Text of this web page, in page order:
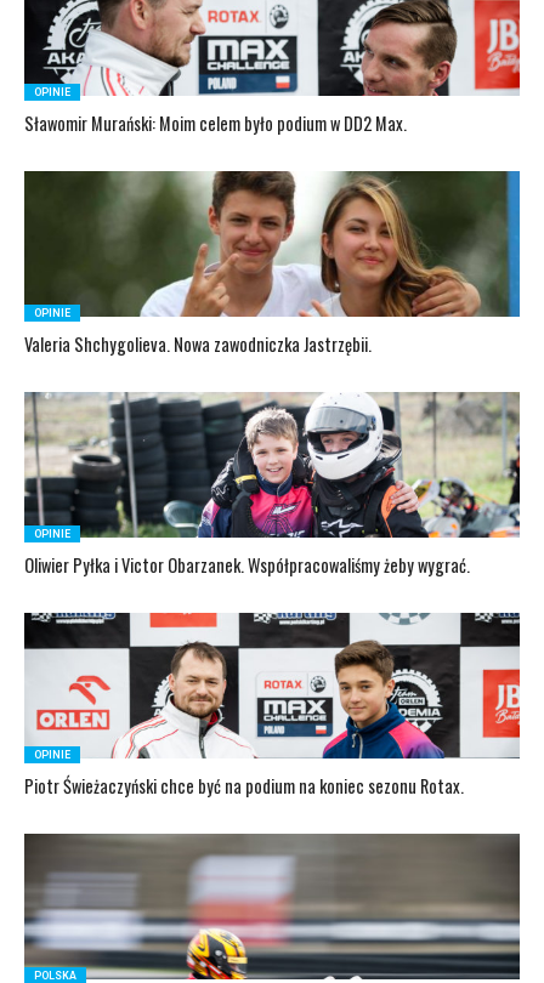
OPINIE
Sławomir Murański: Moim celem było podium w DD2 Max.
OPINIE
Valeria Shchygolieva. Nowa zawodniczka Jastrzębii.
OPINIE
Oliwier Pyłka i Victor Obarzanek. Współpracowaliśmy żeby wygrać.
OPINIE
Piotr Świeżaczyński chce być na podium na koniec sezonu Rotax.
POLSKA